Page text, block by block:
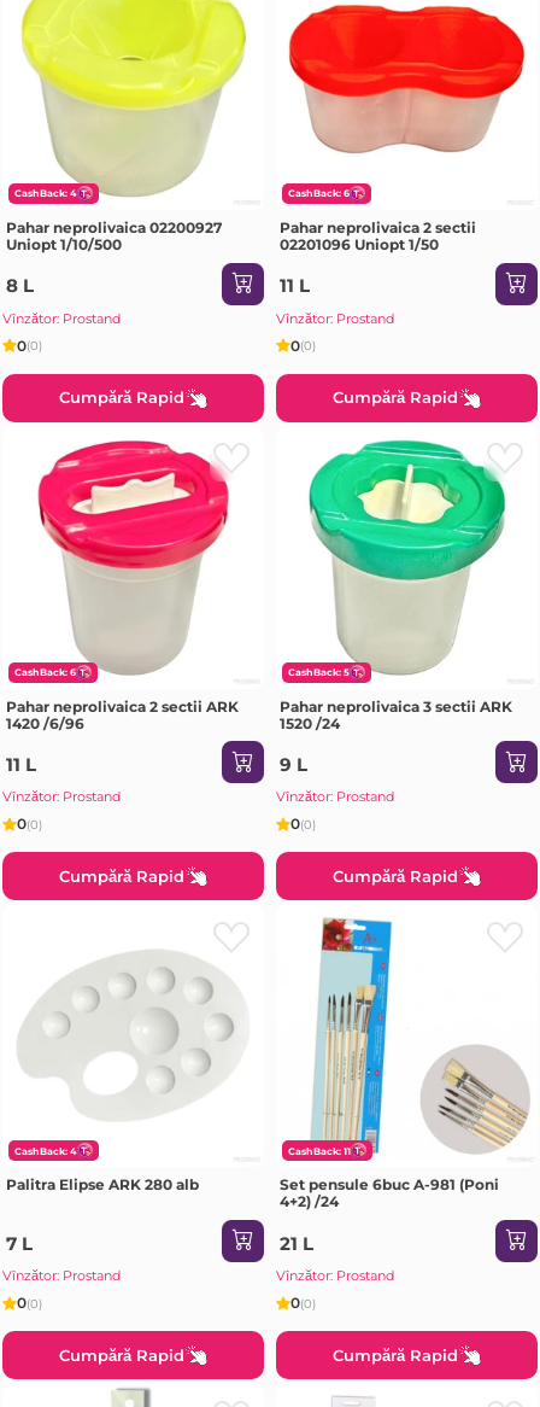
CashBack: 4
Pahar neprolivaica 02200927
Uniopt 1/10/500
8 L
Vînzător: Prostand
0(0)
Cumpără Rapid
CashBack: 6
Pahar neprolivaica 2 sectii
02201096 Uniopt 1/50
11 L
Vînzător: Prostand
0(0)
Cumpără Rapid
CashBack: 6
Pahar neprolivaica 2 sectii ARK
1420 /6/96
11 L
Vînzător: Prostand
0(0)
Cumpără Rapid
CashBack: 5
Pahar neprolivaica 3 sectii ARK
1520 /24
9 L
Vînzător: Prostand
0(0)
Cumpără Rapid
CashBack: 4
Palitra Elipse ARK 280 alb
7 L
Vînzător: Prostand
0(0)
Cumpără Rapid
CashBack: 11
Set pensule 6buc A-981 (Poni
4+2) /24
21 L
Vînzător: Prostand
0(0)
Cumpără Rapid